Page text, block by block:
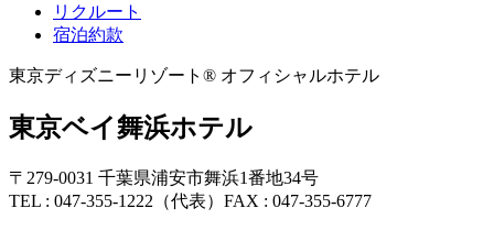
リクルート
宿泊約款
東京ディズニーリゾート® オフィシャルホテル
東京ベイ舞浜ホテル
〒279-0031 千葉県浦安市舞浜1番地34号
TEL : 047-355-1222（代表） FAX : 047-355-6777